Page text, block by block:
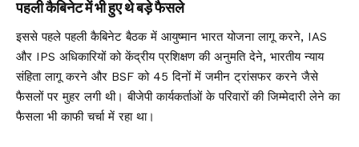
पहली कैबिनेट में भी हुए थे बड़े फैसले
इससे पहले पहली कैबिनेट बैठक में आयुष्मान भारत योजना लागू करने, IAS
और IPS अधिकारियों को केंद्रीय प्रशिक्षण की अनुमति देने, भारतीय न्याय
संहिता लागू करने और BSF को 45 दिनों में जमीन ट्रांसफर करने जैसे
फैसलों पर मुहर लगी थी। बीजेपी कार्यकर्ताओं के परिवारों की जिम्मेदारी लेने का
फैसला भी काफी चर्चा में रहा था।